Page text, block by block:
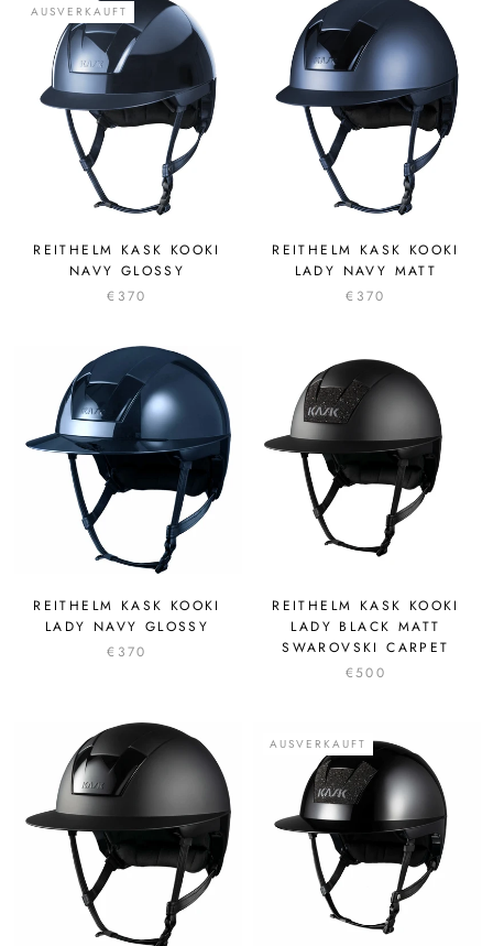
AUSVERKAUFT
REITHELM KASK KOOKI
NAVY GLOSSY
€370
REITHELM KASK KOOKI
LADY NAVY MATT
€370
REITHELM KASK KOOKI
LADY NAVY GLOSSY
€370
REITHELM KASK KOOKI
LADY BLACK MATT
SWAROVSKI CARPET
€500
AUSVERKAUFT